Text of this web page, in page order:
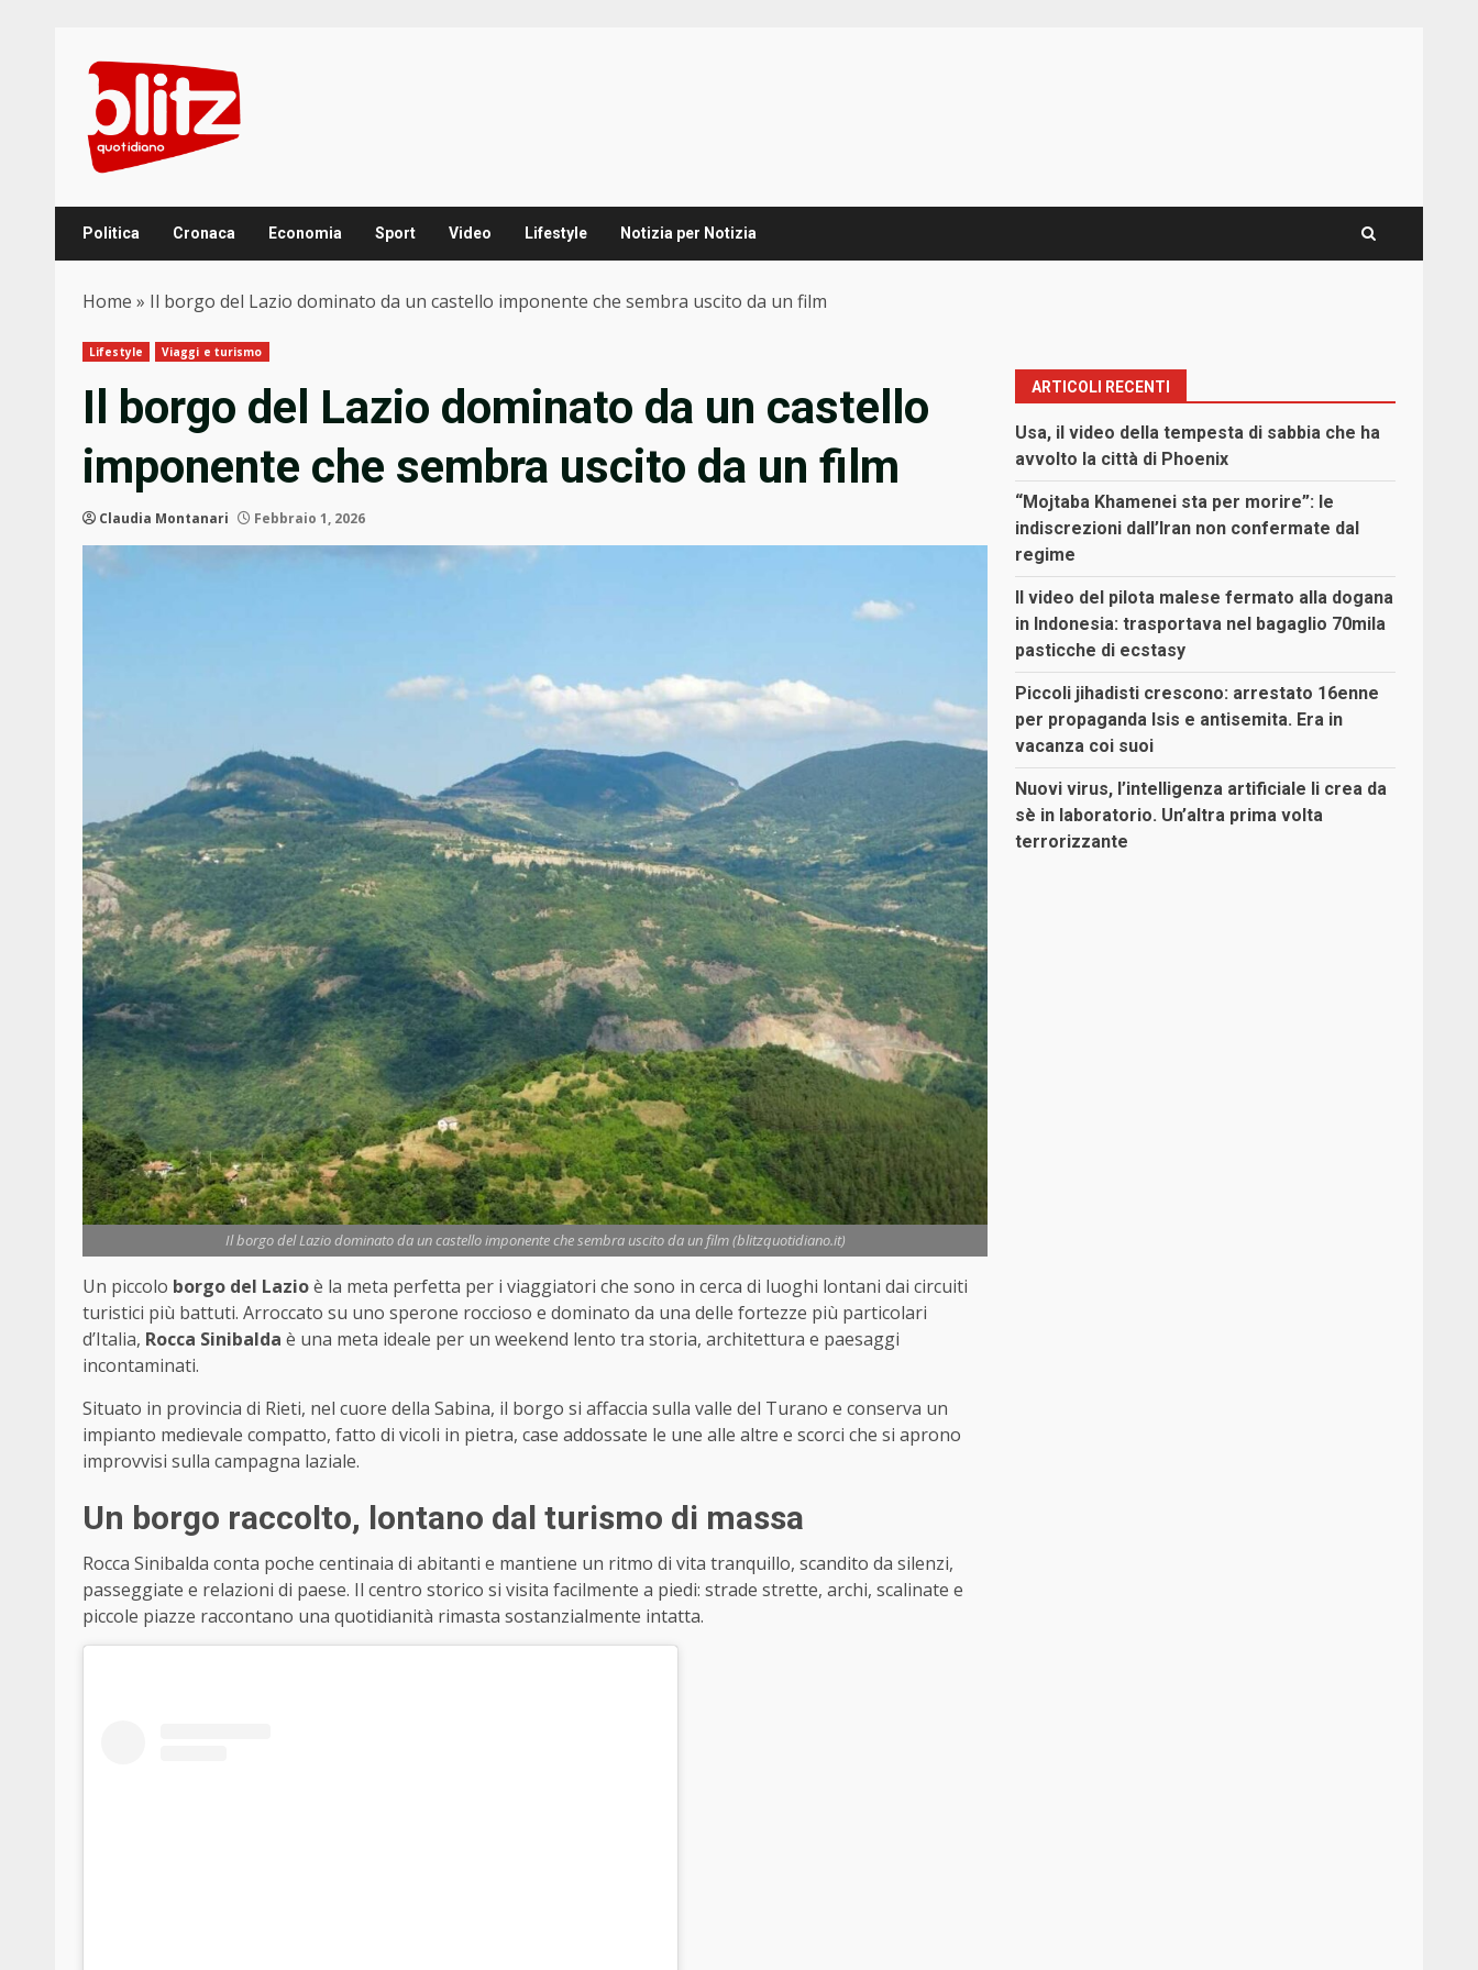
content
Politica Cronaca Economia Sport Video Lifestyle Notizia per Notizia
Home » Il borgo del Lazio dominato da un castello imponente che sembra uscito da un film
Lifestyle Viaggi e turismo
Il borgo del Lazio dominato da un castello
imponente che sembra uscito da un film
Claudia Montanari Febbraio 1, 2026
Il borgo del Lazio dominato da un castello imponente che sembra uscito da un film (blitzquotidiano.it)
Un piccolo borgo del Lazioè la meta perfetta per i viaggiatori che sono in cerca di luoghi lontani dai circuiti
turistici più battuti. Arroccato su uno sperone roccioso e dominato da una delle fortezze più particolari
d’Italia, Rocca Sinibalda è una meta ideale per un weekend lento tra storia, architettura e paesaggi
incontaminati.
Situato in provincia di Rieti, nel cuore della Sabina, il borgo si affaccia sulla valle del Turano e conserva un
impianto medievale compatto, fatto di vicoli in pietra, case addossate le une alle altre e scorci che si aprono
improvvisi sulla campagna laziale.
Un borgo raccolto, lontano dal turismo di massa
Rocca Sinibalda conta poche centinaia di abitanti e mantiene un ritmo di vita tranquillo, scandito da silenzi,
passeggiate e relazioni di paese. Il centro storico si visita facilmente a piedi: strade strette, archi, scalinate e
piccole piazze raccontano una quotidianità rimasta sostanzialmente intatta.
ARTICOLI RECENTI
Usa, il video della tempesta di sabbia che ha
avvolto la città di Phoenix
“Mojtaba Khamenei sta per morire”: le
indiscrezioni dall’Iran non confermate dal
regime
Il video del pilota malese fermato alla dogana
in Indonesia: trasportava nel bagaglio 70mila
pasticche di ecstasy
Piccoli jihadisti crescono: arrestato 16enne
per propaganda Isis e antisemita. Era in
vacanza coi suoi
Nuovi virus, l’intelligenza artificiale li crea da
sè in laboratorio. Un’altra prima volta
terrorizzante